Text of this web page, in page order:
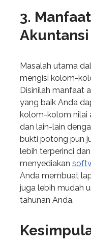
3.
Masalah utama
mengisi kolom-
Disinilah manfaat
yang baik Anda
kolom-kolom nilai
dan lain-lain
bukti potong pun
lebih terperinci
menyediakan
Anda membuat
juga lebih mudah
tahunan Anda.